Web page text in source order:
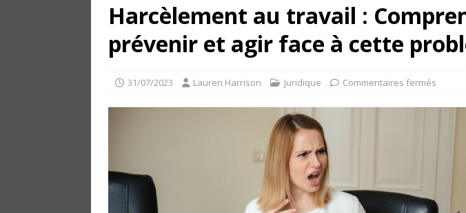
Harcèlement au travail :
prévenir et agir face à cette
31/07/2023 Lauren Harrison Juridique Commentaires fermés